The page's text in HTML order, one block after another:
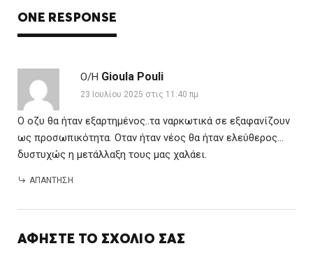
ONE RESPONSE
Ο/Η Gioula Pouli
23 Ιουλίου 2025 στις 11:40 πμ
Ο οζυ θα ήταν εξαρτημένος..τα ναρκωτικά σε εξαφανίζουν
ως προσωπικότητα. Οταν ήταν νέος θα ήταν ελεύθερος…
δυστυχώς η μετάλλαξη τους μας χαλάει.
ΑΠΆΝΤΗΣΗ
ΑΦΉΣΤΕ ΤΟ ΣΧΌΛΙΌ ΣΑΣ